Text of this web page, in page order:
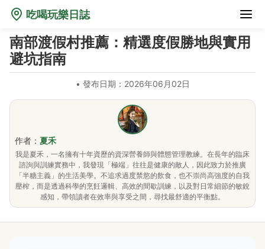
吃喝玩樂日誌
南部渡假村推薦：精選度假勝地與實用
避坑指南
• 發布日期：2026年06月02日
作者： 夏禾
我是夏禾，一名擁有十年資歷的資深營養師與體態管理教練。在長年的臨床
諮詢與訓練實務中，我發現「極端」往往是健康的敵人，因此致力於推廣
「半糖主義」的生活美學。不追求過度禁慾的飲食，也不崇尚高強度的自我
壓榨，而是透過科學的烹飪邏輯、高效的間歇訓練，以及對日常細節的敏銳
感知，帶領讀者在效率與享受之間，尋找最舒適的平衡點。